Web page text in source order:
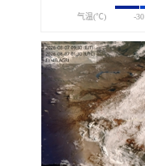
气温(℃) -30